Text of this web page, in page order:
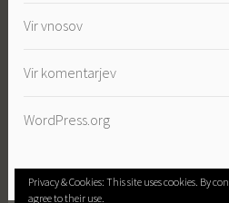
Vir vnosov
Vir komentarjev
WordPress.org
Privacy & Cookies: This site uses cookies. By
agree to their use.